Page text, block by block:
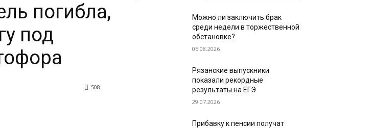
погибла,
под
508
Можно ли заключить брак
среди недели в торжественной
обстановке?
05.08.2026
Рязанские выпускники
показали рекордные
результаты на ЕГЭ
29.07.2026
Прибавку к пенсии получат